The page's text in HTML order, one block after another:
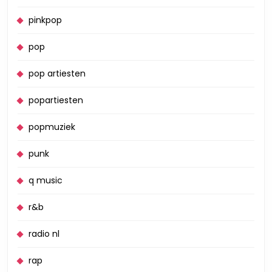
pinkpop
pop
pop artiesten
popartiesten
popmuziek
punk
q music
r&b
radio nl
rap